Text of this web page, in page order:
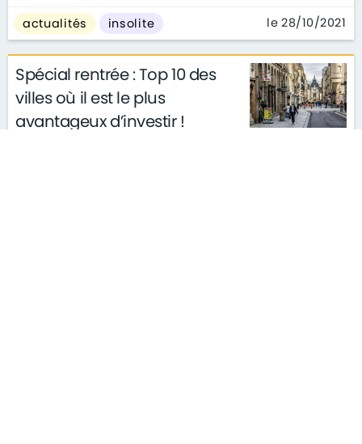
actualités insolite le 28/10/2021
Spécial rentrée : Top 10 des
villes où il est le plus
avantageux d’investir !